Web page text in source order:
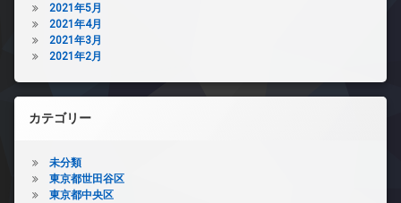
2021年5月
2021年4月
2021年3月
2021年2月
カテゴリー
未分類
東京都世田谷区
東京都中央区